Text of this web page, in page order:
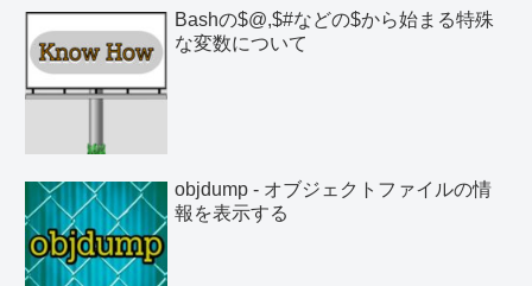
Bashの$@,$#などの$から始まる特殊
な変数について
objdump - オブジェクトファイルの情
報を表示する